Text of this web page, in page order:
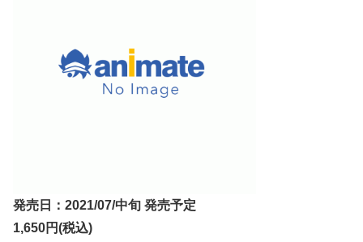
発売日：2021/07/中旬 発売予定
1,650円(税込)